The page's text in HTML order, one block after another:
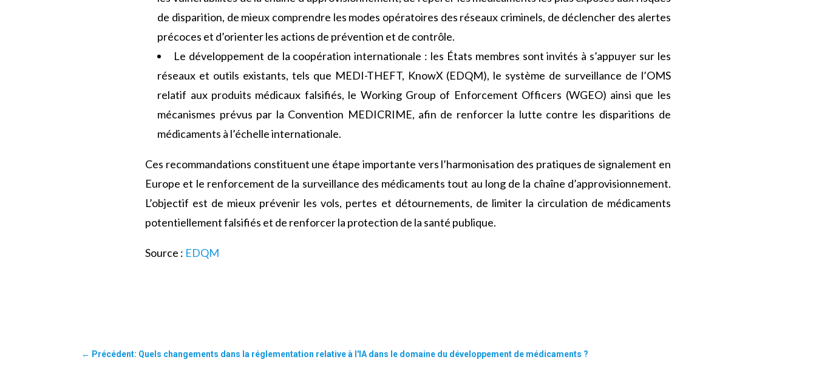
de disparition, de mieux comprendre les modes opératoires des réseaux criminels, de déclencher des alertes
précoces et d’orienter les actions de prévention et de contrôle.
Le développement de la coopération internationale : les États membres sont invités à s’appuyer sur les
réseaux et outils existants, tels que MEDI-THEFT, KnowX (EDQM), le système de surveillance de l’OMS
relatif aux produits médicaux falsifiés, le Working Group of Enforcement Officers (WGEO) ainsi que les
mécanismes prévus par la Convention MEDICRIME, afin de renforcer la lutte contre les disparitions de
médicaments à l’échelle internationale.
Ces recommandations constituent une étape importante vers l’harmonisation des pratiques de signalement en
Europe et le renforcement de la surveillance des médicaments tout au long de la chaîne d’approvisionnement.
L’objectif est de mieux prévenir les vols, pertes et détournements, de limiter la circulation de médicaments
potentiellement falsifiés et de renforcer la protection de la santé publique.
Source : EDQM
← Précédent: Quels changements dans la réglementation relative à l'IA dans le domaine du développement de médicaments ?